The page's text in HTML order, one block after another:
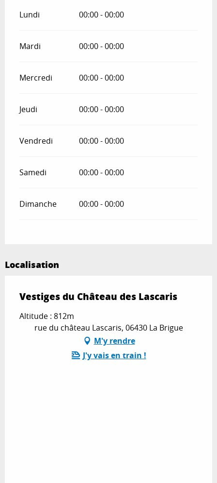
Lundi 00:00 - 00:00
Mardi 00:00 - 00:00
Mercredi 00:00 - 00:00
Jeudi 00:00 - 00:00
Vendredi 00:00 - 00:00
Samedi 00:00 - 00:00
Dimanche 00:00 - 00:00
Localisation
Vestiges du Château des Lascaris
Altitude : 812m
rue du château Lascaris, 06430 La Brigue
M'y rendre
J'y vais en train !